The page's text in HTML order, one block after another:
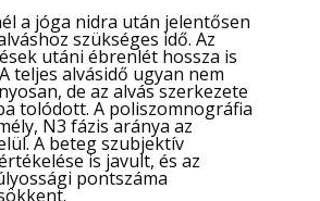
a jóga nidra után jelentősen
szükséges idő. Az
utáni ébrenlét hossza is
teljes alvásidő ugyan nem
de az alvás szerkezete
tolódott. A poliszomnográfia
N3 fázis aránya az
A beteg szubjektív
is javult, és az
pontszáma